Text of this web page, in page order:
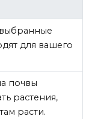
для вашего
почвы
растения,
расти.